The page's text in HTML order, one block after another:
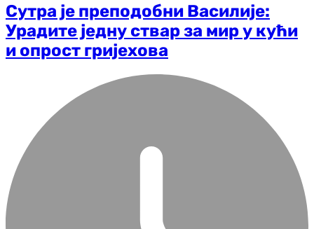
Сутра је преподобни Василије:
Урадите једну ствар за мир у кући
и опрост гријехова